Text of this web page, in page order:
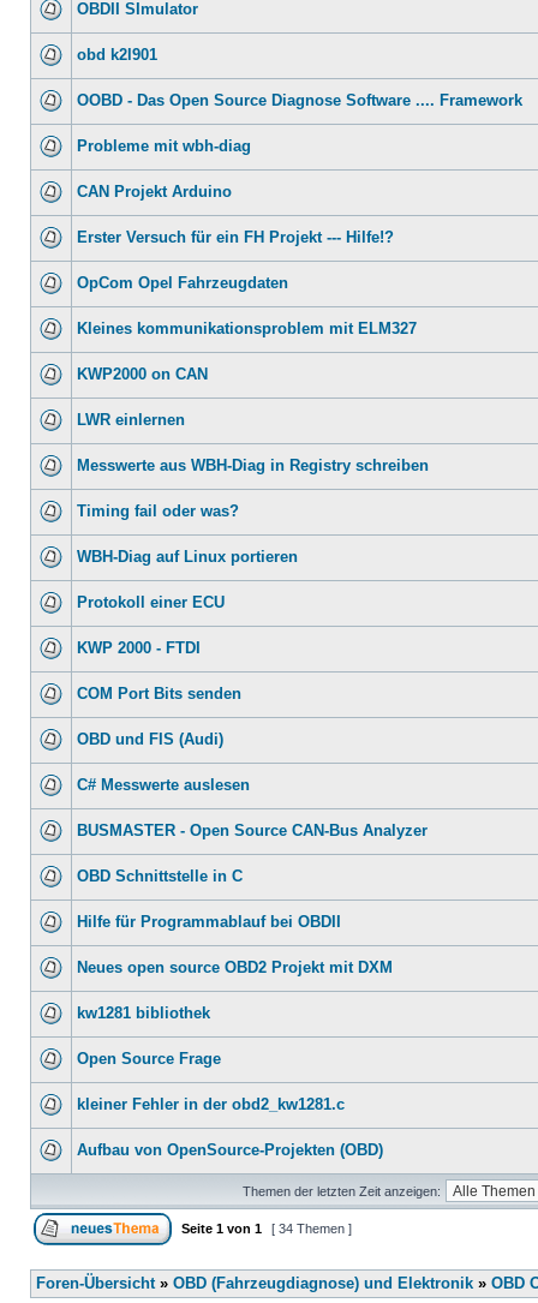
OBDII SImulator
obd k2l901
OOBD - Das Open Source Diagnose Software .... Framework
Probleme mit wbh-diag
CAN Projekt Arduino
Erster Versuch für ein FH Projekt --- Hilfe!?
OpCom Opel Fahrzeugdaten
Kleines kommunikationsproblem mit ELM327
KWP2000 on CAN
LWR einlernen
Messwerte aus WBH-Diag in Registry schreiben
Timing fail oder was?
WBH-Diag auf Linux portieren
Protokoll einer ECU
KWP 2000 - FTDI
COM Port Bits senden
OBD und FIS (Audi)
C# Messwerte auslesen
BUSMASTER - Open Source CAN-Bus Analyzer
OBD Schnittstelle in C
Hilfe für Programmablauf bei OBDII
Neues open source OBD2 Projekt mit DXM
kw1281 bibliothek
Open Source Frage
kleiner Fehler in der obd2_kw1281.c
Aufbau von OpenSource-Projekten (OBD)
Themen der letzten Zeit anzeigen:
Seite 1 von 1 [ 34 Themen ]
Foren-Übersicht» OBD (Fahrzeugdiagnose) und Elektronik » OBD